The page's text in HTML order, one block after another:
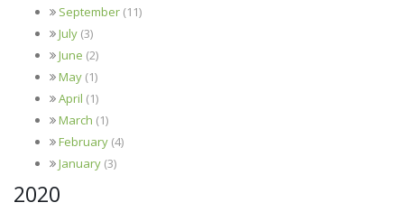
September (11)
July (3)
June (2)
May (1)
April (1)
March (1)
February (4)
January (3)
2020